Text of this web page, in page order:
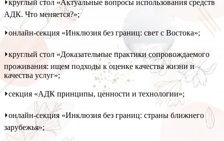
⏵круглый стол «Актуальные вопросы использования средств
АДК. Что меняется?»;
⏵онлайн-секция «Инклюзия без границ: свет с Востока»;
⏵круглый стол «Доказательные практики сопровождаемого
проживания: ищем подходы к оценке качества жизни и
качества услуг»;
⏵секция «АДК принципы, ценности и технологии»;
⏵онлайн-секция «Инклюзия без границ: страны ближнего
зарубежья»;